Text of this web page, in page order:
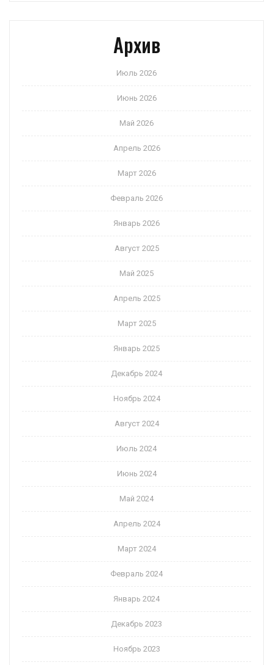
Архив
Июль 2026
Июнь 2026
Май 2026
Апрель 2026
Март 2026
Февраль 2026
Январь 2026
Август 2025
Май 2025
Апрель 2025
Март 2025
Январь 2025
Декабрь 2024
Ноябрь 2024
Август 2024
Июль 2024
Июнь 2024
Май 2024
Апрель 2024
Март 2024
Февраль 2024
Январь 2024
Декабрь 2023
Ноябрь 2023